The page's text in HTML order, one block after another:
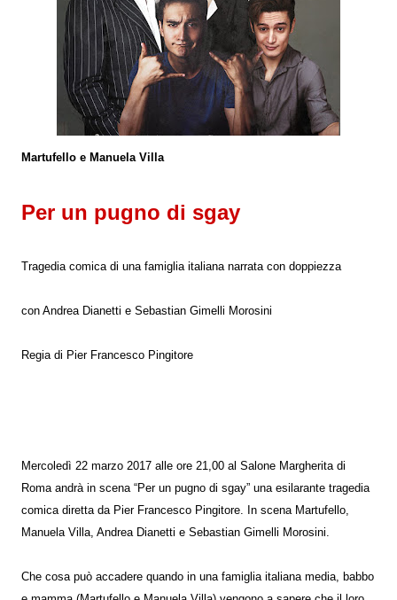
Martufello e Manuela Villa
Per un pugno di sgay
Tragedia comica di una famiglia italiana narrata con doppiezza
con Andrea Dianetti e Sebastian Gimelli Morosini
Regia di Pier Francesco Pingitore
Mercoledì 22 marzo 2017 alle ore 21,00 al Salone Margherita di
Roma andrà in scena “Per un pugno di sgay” una esilarante tragedia
comica diretta da Pier Francesco Pingitore. In scena Martufello,
Manuela Villa, Andrea Dianetti e Sebastian Gimelli Morosini.
Che cosa può accadere quando in una famiglia italiana media, babbo